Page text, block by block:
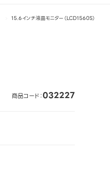
15.6インチ液晶モニター（LCD1560S）
商品コード：032227